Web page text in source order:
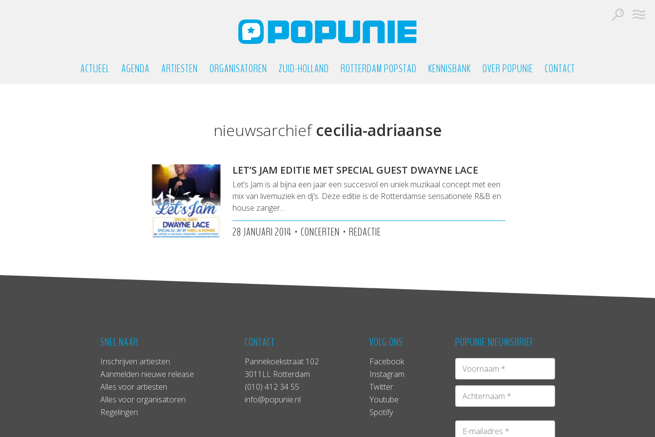
ACTUEEL AGENDA ARTIESTEN ORGANISATOREN ZUID-HOLLAND ROTTERDAM POPSTAD KENNISBANK OVER POPUNIE CONTACT
nieuwsarchiefcecilia-adriaanse
LET’S JAM EDITIE MET SPECIAL GUEST DWAYNE LACE
Let’s Jam is al bijna een jaar een succesvol en uniek muzikaal concept met een
mix van livemuziek en dj’s. Deze editie is de Rotterdamse sensationele R&B en
house zanger…
28 JANUARI 2014 • CONCERTEN • REDACTIE
SNEL NAAR
Inschrijven artiesten
Aanmelden nieuwe release
Alles voor artiesten
Alles voor organisatoren
Regelingen
CONTACT
Pannekoekstraat 102
3011LL Rotterdam
(010) 412 34 55
info@popunie.nl
VOLG ONS
Facebook
Instagram
Twitter
Youtube
Spotify
POPUNIE NIEUWSBRIEF